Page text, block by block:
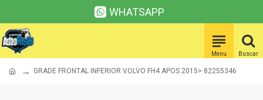
WHATSAPP
GRADE FRONTAL INFERIOR VOLVO FH4 APOS 2015> 82255346